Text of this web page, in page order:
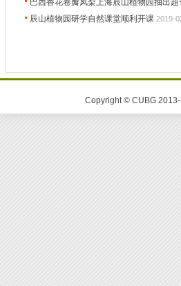
巴西香花卷瓣凤梨上海辰山植物园抽出超
辰山植物园研学自然课堂顺利开课 2019-
Copyright © CUBG